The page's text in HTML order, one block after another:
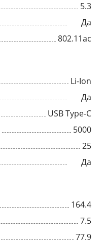
5.3
Да
802.11ac
Li-Ion
Да
USB Type-C
5000
25
Да
164.4
7.5
77.9